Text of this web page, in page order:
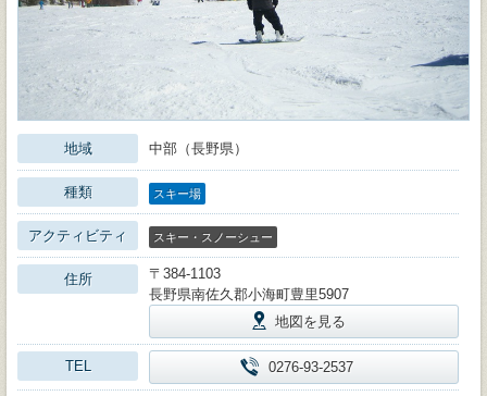
地域 中部（長野県）
種類 スキー場
アクティビティ スキー・スノーシュー
住所
〒384-1103
長野県南佐久郡小海町豊里5907
地図を見る
TEL 0276-93-2537